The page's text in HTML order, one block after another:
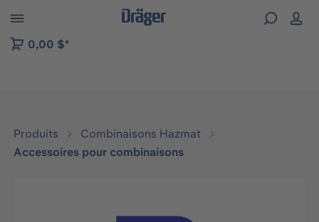
to B2B platform navigation
0,00 $*
Produits
Combinaisons Hazmat
Accessoires pour combinaisons
Ignorer la galerie d'images